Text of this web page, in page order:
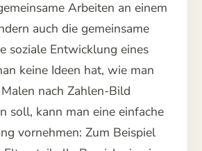
Arbeiten an einem
auch die gemeinsame
soziale Entwicklung eines
keine Ideen hat, wie man
nach Zahlen-Bild
soll, kann man eine einfache
vornehmen: Zum Beispiel